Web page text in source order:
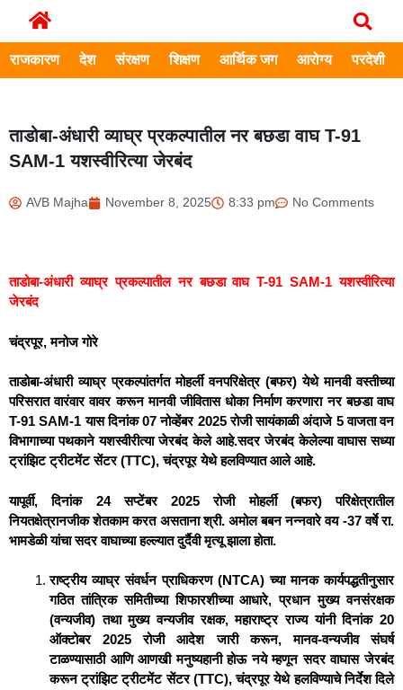
राजकारण देश संरक्षण शिक्षण आर्थिक जग आरोग्य परदेशी
ताडोबा-अंधारी व्याघ्र प्रकल्पातील नर बछडा वाघ T-91
SAM-1 यशस्वीरित्या जेरबंद
AVB Majha November 8, 2025 8:33 pm No Comments
ताडोबा-अंधारी व्याघ्र प्रकल्पातील नर बछडा वाघ T-91 SAM-1 यशस्वीरित्या
जेरबंद
चंद्रपूर, मनोज गोरे
ताडोबा-अंधारी व्याघ्र प्रकल्पांतर्गत मोहर्ली वनपरिक्षेत्र (बफर) येथे मानवी वस्तीच्या
परिसरात वारंवार वावर करून मानवी जीवितास धोका निर्माण करणारा नर बछडा वाघ
T-91 SAM-1 यास दिनांक 07 नोव्हेंबर 2025 रोजी सायंकाळी अंदाजे 5 वाजता वन
विभागाच्या पथकाने यशस्वीरीत्या जेरबंद केले आहे.सदर जेरबंद केलेल्या वाघास सध्या
ट्रांझिट ट्रीटमेंट सेंटर (TTC), चंद्रपूर येथे हलविण्यात आले आहे.
यापूर्वी, दिनांक 24 सप्टेंबर 2025 रोजी मोहर्ली (बफर) परिक्षेत्रातील
नियतक्षेत्रानजीक शेतकाम करत असताना श्री. अमोल बबन नन्नवारे वय -37 वर्षे रा.
भामडेळी यांचा सदर वाघाच्या हल्ल्यात दुर्दैवी मृत्यू झाला होता.
राष्ट्रीय व्याघ्र संवर्धन प्राधिकरण (NTCA) च्या मानक कार्यपद्धतीनुसार
गठित तांत्रिक समितीच्या शिफारशीच्या आधारे, प्रधान मुख्य वनसंरक्षक
(वन्यजीव) तथा मुख्य वन्यजीव रक्षक, महाराष्ट्र राज्य यांनी दिनांक 20
ऑक्टोबर 2025 रोजी आदेश जारी करून, मानव-वन्यजीव संघर्ष
टाळण्यासाठी आणि आणखी मनुष्यहानी होऊ नये म्हणून सदर वाघास जेरबंद
करून ट्रांझिट ट्रीटमेंट सेंटर (TTC), चंद्रपूर येथे हलविण्याचे निर्देश दिले